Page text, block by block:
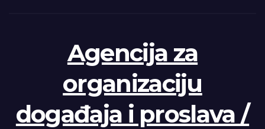
Agencija za
organizaciju
događaja i proslava /